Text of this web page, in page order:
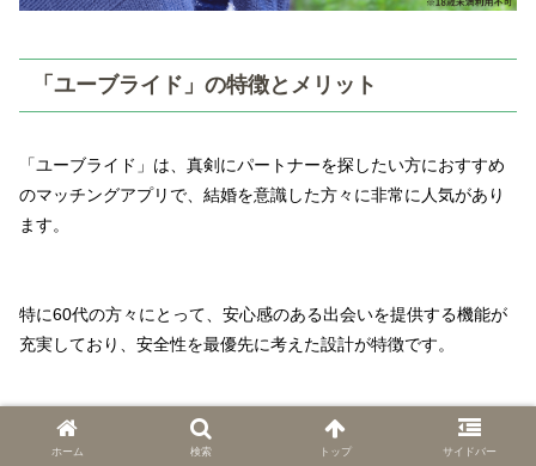
「ユーブライド」の特徴とメリット
「ユーブライド」は、真剣にパートナーを探したい方におすすめ
のマッチングアプリで、結婚を意識した方々に非常に人気があり
ます。
特に60代の方々にとって、安心感のある出会いを提供する機能が
充実しており、安全性を最優先に考えた設計が特徴です。
本人確認がしっかりとしているため、トラブルなく利用できる点
ホーム 検索 トップ サイドバー